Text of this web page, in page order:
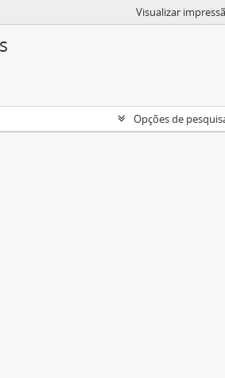
Visualizar
Opções de